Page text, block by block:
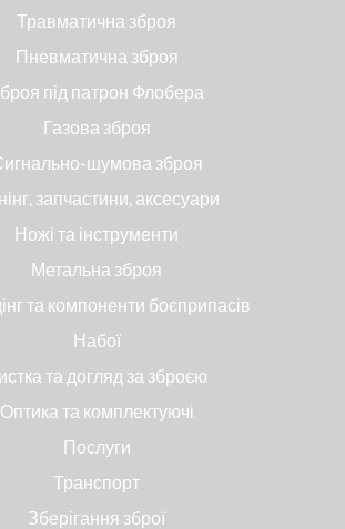
Травматична зброя
Пневматична зброя
під патрон Флобера
Газова зброя
шумова зброя
запчастини, аксесуари
Ножі та інструменти
Метальна зброя
та компоненти боєприпасів
Набої
та догляд за зброєю
Оптика та комплектуючі
Послуги
Транспорт
Зберігання зброї